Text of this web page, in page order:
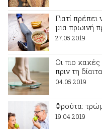
Γιατί
μια πρωινή
27.05.2019
Οι πιο
πριν τη
04.05.2019
Φρούτα:
19.04.2019